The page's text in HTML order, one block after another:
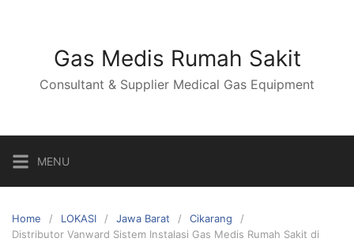
Gas Medis Rumah Sakit
Consultant & Supplier Medical Gas Equipment
MENU
Home LOKASI Jawa Barat
Cikarang
Distributor Vanward Sistem Instalasi Gas Medis Rumah Sakit di